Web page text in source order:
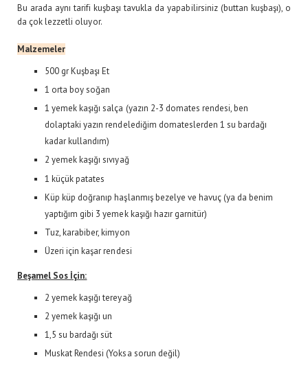
Bu arada aynı tarifi kuşbaşı tavukla da yapabilirsiniz (buttan kuşbaşı), o
da çok lezzetli oluyor.
Malzemeler
500 gr Kuşbaşı Et
1 orta boy soğan
1 yemek kaşığı salça (yazın 2-3 domates rendesi, ben
dolaptaki yazın rendelediğim domateslerden 1 su bardağı
kadar kullandım)
2 yemek kaşığı sıvıyağ
1 küçük patates
Küp küp doğranıp haşlanmış bezelye ve havuç (ya da benim
yaptığım gibi 3 yemek kaşığı hazır garnitür)
Tuz, karabiber, kimyon
Üzeri için kaşar rendesi
Beşamel Sos İçin:
2 yemek kaşığı tereyağ
2 yemek kaşığı un
1,5 su bardağı süt
Muskat Rendesi (Yoksa sorun değil)